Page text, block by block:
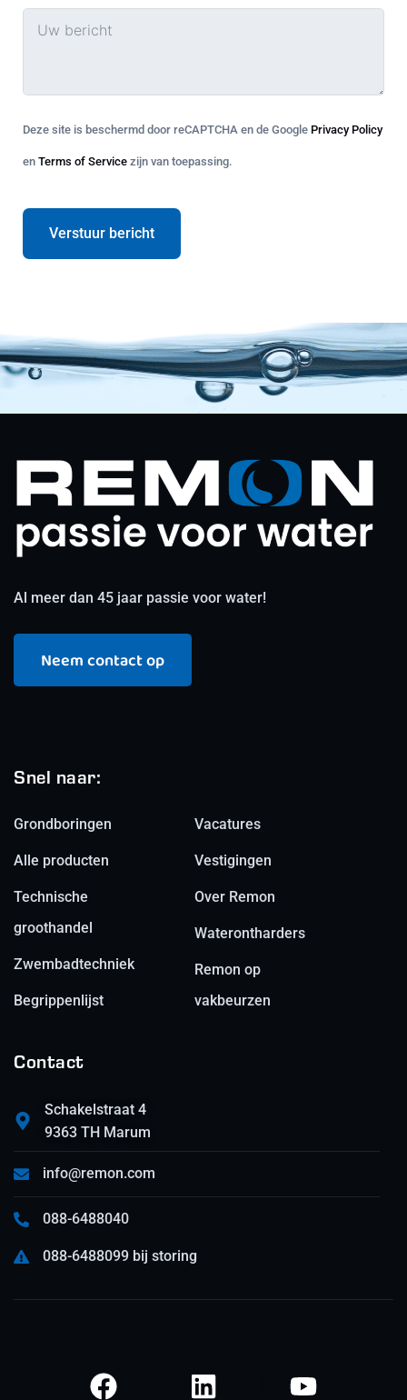
Deze site is beschermd door reCAPTCHA en de Google Privacy Policy
en Terms of Service zijn van toepassing.
Verstuur bericht
Al meer dan 45 jaar passie voor water!
Neem contact op
Snel naar:
Grondboringen
Alle producten
Technische
groothandel
Zwembadtechniek
Begrippenlijst
Vacatures
Vestigingen
Over Remon
Waterontharders
Remon op
vakbeurzen
Contact
Schakelstraat 4
9363 TH Marum
info@remon.com
088-6488040
088-6488099 bij storing